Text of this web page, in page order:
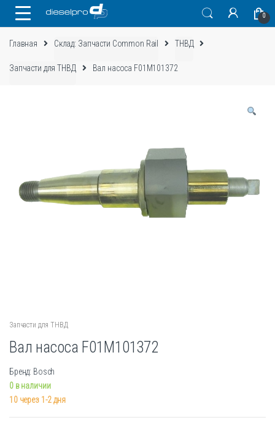
0
Главная Склад: Запчасти Common Rail ТНВД
Запчасти для ТНВД Вал насоса F01M101372
Запчасти для ТНВД
Вал насоса F01M101372
Бренд: Bosch
0 в наличии
10 через 1-2 дня